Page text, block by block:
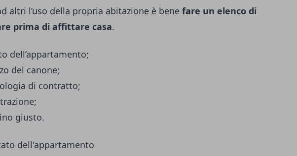
altri l’uso della propria abitazione è bene fare un elenco di
prima di affittare casa.
dell’appartamento;
del canone;
di contratto;
giusto.
dell'appartamento